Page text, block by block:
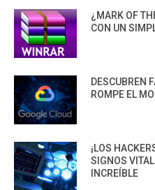
¿MARK OF
CON UN
DESCUBREN
ROMPE EL
¡LOS
SIGNOS
INCREÍBLE